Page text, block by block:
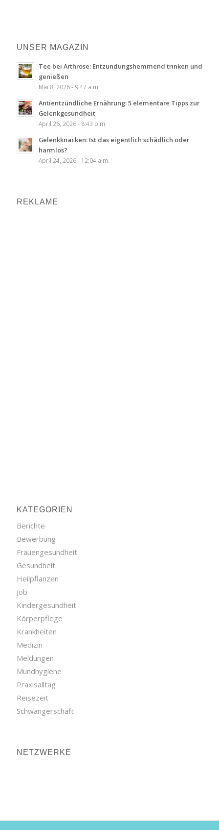
UNSER MAGAZIN
Tee bei Arthrose: Entzündungshemmend trinken und
genießen
Mai 8, 2026 - 9:47 a.m.
Antientzündliche Ernährung: 5 elementare Tipps zur
Gelenkgesundheit
April 26, 2026 - 8:43 p.m.
Gelenkknacken: Ist das eigentlich schädlich oder
harmlos?
April 24, 2026 - 12:04 a.m.
REKLAME
KATEGORIEN
Berichte
Bewerbung
Frauengesundheit
Gesundheit
Heilpflanzen
Job
Kindergesundheit
Körperpflege
Krankheiten
Medizin
Meldungen
Mundhygiene
Praxisalltag
Reisezeit
Schwangerschaft
NETZWERKE